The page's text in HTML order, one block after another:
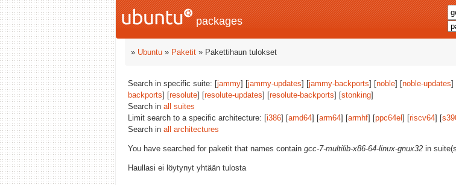
packages
» Ubuntu » Paketit » Pakettihaun tulokset
Search in specific suite: [jammy] [jammy-updates] [jammy-backports] [noble] [noble-updates]
backports] [resolute] [resolute-updates] [resolute-backports] [stonking]
Search in all suites
Limit search to a specific architecture: [i386] [amd64] [arm64] [armhf] [ppc64el ] [riscv64] [
Search in all architectures
You have searched for paketit that names contain gcc-7-multilib-x86-64-linux-gnux32 in
Haullasi ei löytynyt yhtään tulosta